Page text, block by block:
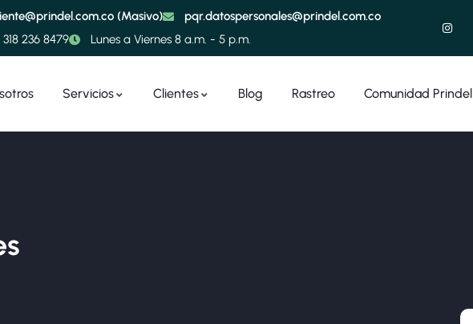
(Masivo)
pqr.datospersonales@prindel.com.co
236 8479 Lunes a Viernes 8 a.m. - 5 p.m.
Servicios Clientes Blog Rastreo Comunidad Prindel